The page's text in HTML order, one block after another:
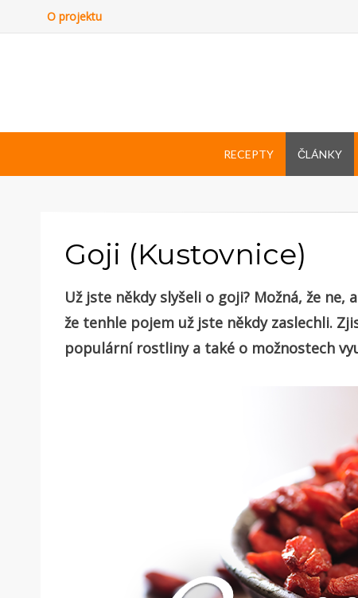
O projektu
RECEPTY ČLÁNKY
Goji (Kustovnice)
Už jste někdy slyšeli o goji? Možná, že
že tenhle pojem už jste někdy zaslechli.
populární rostliny a také o možnostech